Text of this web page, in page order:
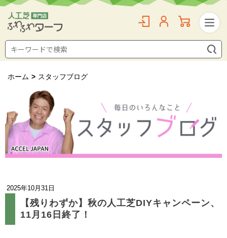
ホーム > スタッフブログ
2025年10月31日
【残りわずか】秋の人工芝DIYキャンペーン、
11月16日終了！